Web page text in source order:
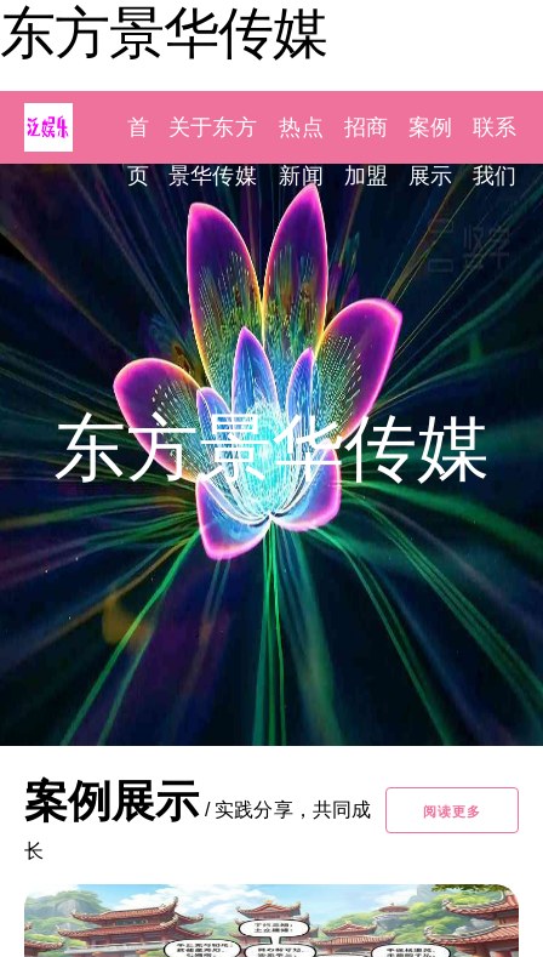
东方景华传媒
首
页
关于东方
景华传媒
热点
新闻
招商
加盟
案例
展示
联系
我们
东方景华传媒
案例展示 / 实践分享，共同成
长
阅读更多